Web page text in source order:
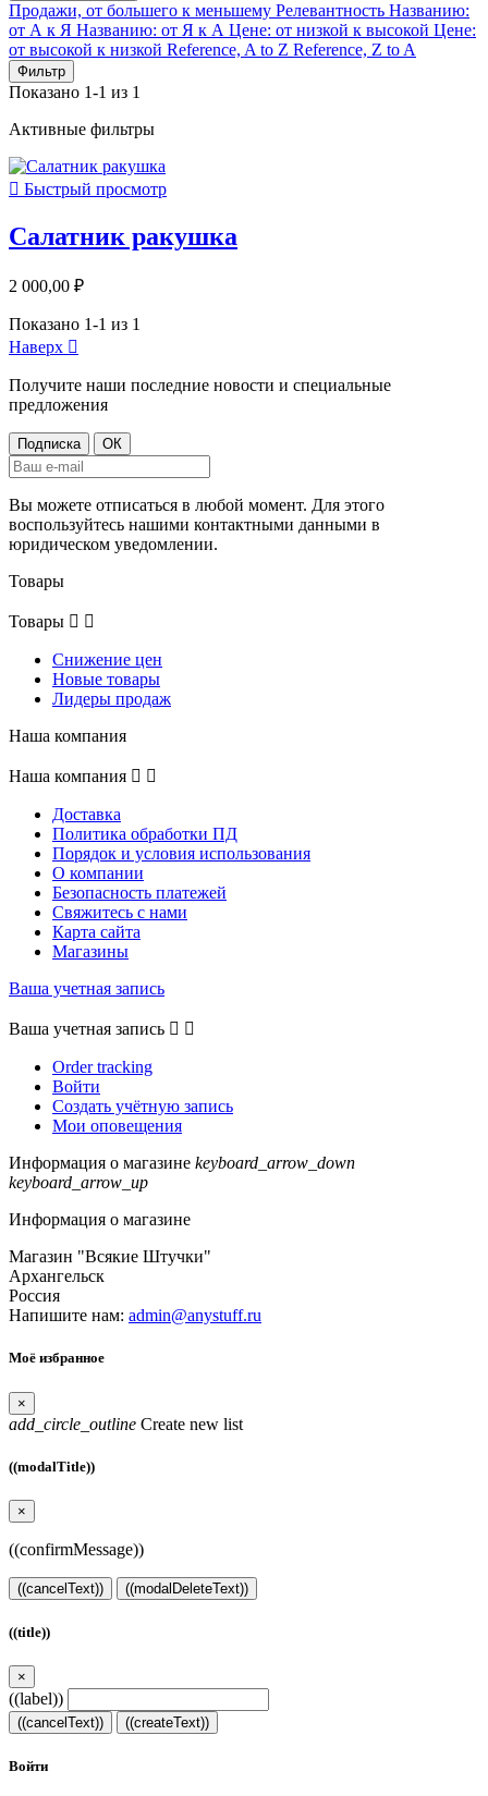
Продажи, от большего к меньшему Релевантность Названию:
от А к Я Названию: от Я к А Цене: от низкой к высокой Цене:
от высокой к низкой Reference, A to Z Reference, Z to A
Фильтр
Показано 1-1 из 1
Активные фильтры
 Быстрый просмотр
Салатник ракушка
2 000,00 ₽
Показано 1-1 из 1
Наверх 
Получите наши последние новости и специальные
предложения
Вы можете отписаться в любой момент. Для этого
воспользуйтесь нашими контактными данными в
юридическом уведомлении.
Товары
Товары  
Снижение цен
Новые товары
Лидеры продаж
Наша компания
Наша компания  
Доставка
Политика обработки ПД
Порядок и условия использования
О компании
Безопасность платежей
Свяжитесь с нами
Карта сайта
Магазины
Ваша учетная запись
Ваша учетная запись  
Order tracking
Войти
Создать учётную запись
Мои оповещения
Информация о магазине keyboard_arrow_down
keyboard_arrow_up
Информация о магазине
Магазин "Всякие Штучки"
Архангельск
Россия
Напишите нам: admin@anystuff.ru
Моё избранное
×
add_circle_outline Create new list
((modalTitle))
×
((confirmMessage))
((cancelText)) ((modalDeleteText))
((title))
×
((label))
((cancelText)) ((createText))
Войти